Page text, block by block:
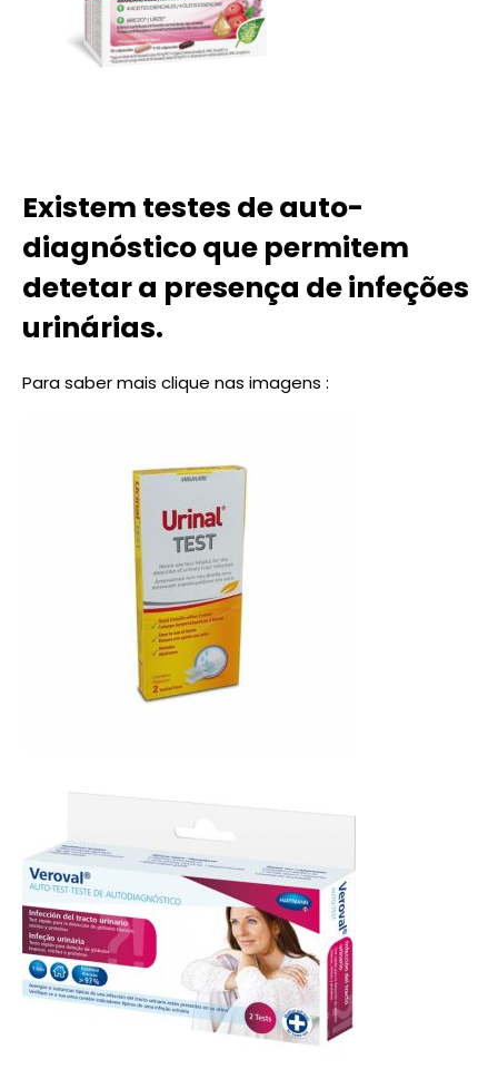
Existem testes de auto-
diagnóstico que permitem
detetar a presença de infeções
urinárias.
Para saber mais clique nas imagens :